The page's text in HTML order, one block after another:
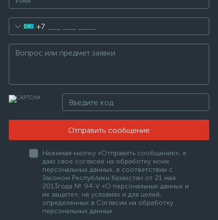
+7
Отправить сообщение
Нажимая кнопку «Отправить сообщение», я
даю свое согласие на обработку моих
персональных данных, в соответствии с
Законом Республики Казахстан от 21 мая
2013года № 94-V «О персональных данных и
их защите», на условиях и для целей,
определенных в Согласии на обработку
персональных данных